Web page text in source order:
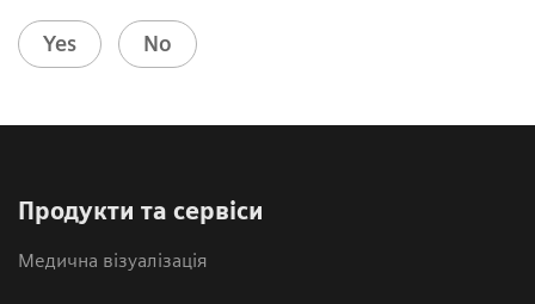
Yes No
Продукти та сервіси
Медична візуалізація